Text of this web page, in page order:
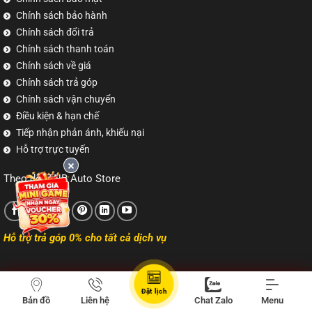
Chính sách bảo hành
Chính sách đổi trả
Chính sách thanh toán
Chính sách về giá
Chính sách trả góp
Chính sách vận chuyển
Điều kiện & hạn chế
Tiếp nhận phản ánh, khiếu nại
Hỗ trợ trực tuyến
Theo dõi TNB Auto Store
Hỗ trợ trả góp 0% cho tất cả dịch vụ
Copyright 2026 ©tnbvn.com
Bản đồ Liên hệ
Đặt lịch
Chat Zalo Menu